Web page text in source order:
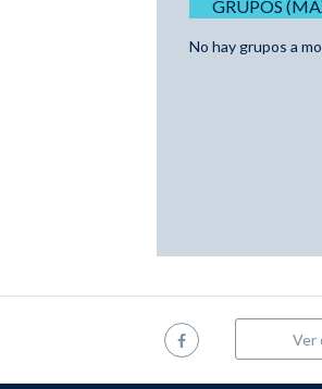
GRUPOS
No hay grupos a